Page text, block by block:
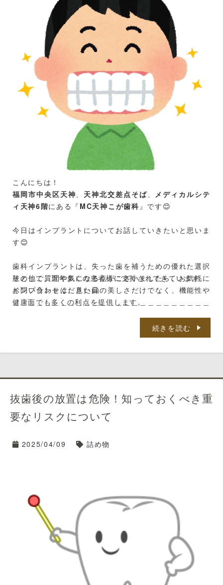
こんにちは！
福岡市中央区天神、 天神北交差点そば、 メディカルシテ
ィ天神6階にある『 MC天神こが歯科 』です😊
今日はインプラントについてお話していきたいと思いま
す😊
歯科インプラントは、失った歯を補うための優れた選択
肢として、近年多くの患者様に支持されてきています。
インプラントは、見た目の美しさだけでなく、機能性や
健康面でも多くの利点を提供します。
ということで、インプラントの主な利点をご紹介します
4. 長持ちする耐久性
特に、セラミック製のクラウンを使用することで、周囲
の歯と調和し、自然な笑顔を取り戻すことができます。
2. 噛む力の回復
インプラントは顎骨にしっかりと固定されるため、天然
の歯と同様の噛む力を発揮します。
これにより、食事を楽しむことができ、栄養バランスの
その他ご質問や気になる点がございましたら、お気軽に
お問い合わせください🤗
＿＿＿＿＿＿＿＿＿＿＿＿＿＿＿＿＿＿＿＿＿＿＿＿＿
神北ノース天神前」バス停近く
a」出口より徒歩５分
117
続きを読む
抜歯後の放置は危険！知っておくべき重
要なリスクについて
2025/04/09 詰め物